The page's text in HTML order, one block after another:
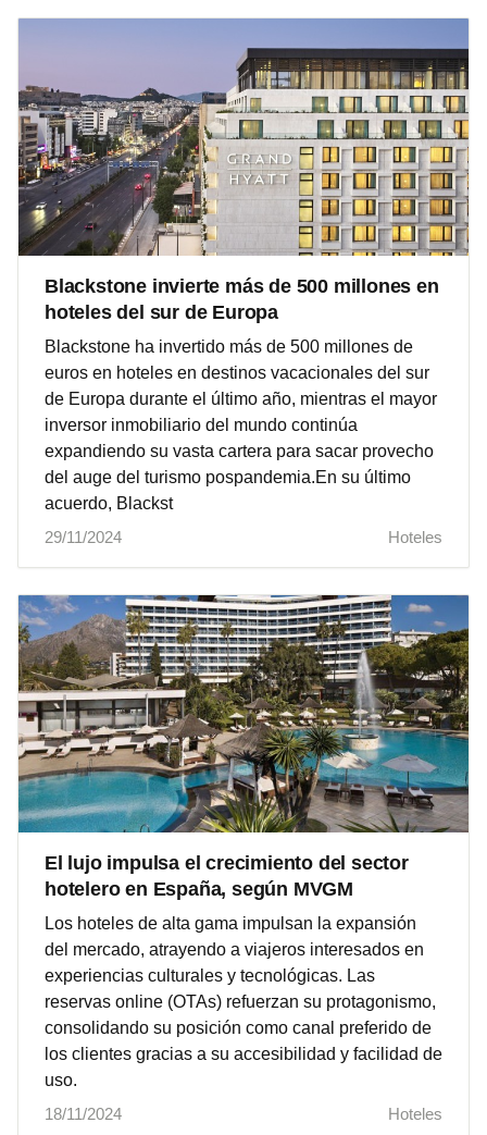
Blackstone invierte más de 500 millones en
hoteles del sur de Europa
Blackstone ha invertido más de 500 millones de
euros en hoteles en destinos vacacionales del sur
de Europa durante el último año, mientras el mayor
inversor inmobiliario del mundo continúa
expandiendo su vasta cartera para sacar provecho
del auge del turismo pospandemia.En su último
acuerdo, Blackst
29/11/2024
Hoteles
El lujo impulsa el crecimiento del sector
hotelero en España, según MVGM
Los hoteles de alta gama impulsan la expansión
del mercado, atrayendo a viajeros interesados en
experiencias culturales y tecnológicas. Las
reservas online (OTAs) refuerzan su protagonismo,
consolidando su posición como canal preferido de
los clientes gracias a su accesibilidad y facilidad de
uso.
18/11/2024
Hoteles